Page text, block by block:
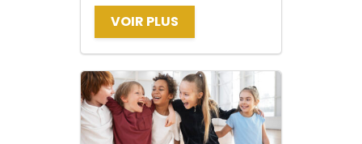
VOIR PLUS